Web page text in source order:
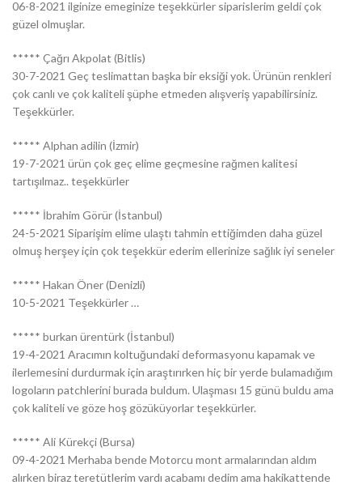
06-8-2021 ilginize emeginize teşekkürler siparislerim geldi çok
güzel olmuşlar.
***** Çağrı Akpolat (Bitlis)
30-7-2021 Geç teslimattan başka bir eksiği yok. Ürünün renkleri
çok canlı ve çok kaliteli şüphe etmeden alışveriş yapabilirsiniz.
Teşekkürler.
***** Alphan adilin (İzmir)
19-7-2021 ürün çok geç elime geçmesine rağmen kalitesi
tartışılmaz.. teşekkürler
***** İbrahim Görür (İstanbul)
24-5-2021 Siparişim elime ulaştı tahmin ettiğimden daha güzel
olmuş herşey için çok teşekkür ederim ellerinize sağlık iyi seneler
***** Hakan Öner (Denizli)
10-5-2021 Teşekkürler …
***** burkan ürentürk (İstanbul)
19-4-2021 Aracımın koltuğundaki deformasyonu kapamak ve
ilerlemesini durdurmak için araştırırken hiç bir yerde bulamadığım
logoların patchlerini burada buldum. Ulaşması 15 günü buldu ama
çok kaliteli ve göze hoş gözüküyorlar teşekkürler.
***** Ali Kürekçi (Bursa)
09-4-2021 Merhaba bende Motorcu mont armalarından aldım
alırken biraz teretütlerim vardı acabamı dedim ama hakikattende